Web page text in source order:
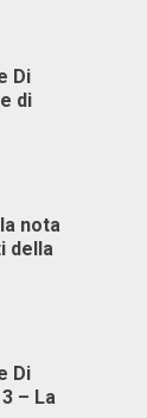
Di
di
nota
della
Di
– La